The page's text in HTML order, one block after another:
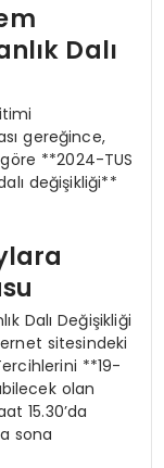
Dalı
gereğince,
**2024-TUS
değişikliği**
Dalı Değişikliği
sitesindeki
**19-
olan
15.30’da
sona